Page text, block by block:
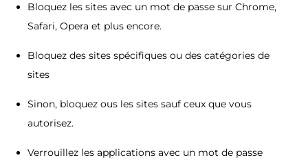
Bloquez les sites avec un mot de passe sur Chrome,
Safari, Opera et plus encore.
Bloquez des sites spécifiques ou des catégories de
sites
Sinon, bloquez ous les sites sauf ceux que vous
autorisez.
Verrouillez les applications avec un mot de passe